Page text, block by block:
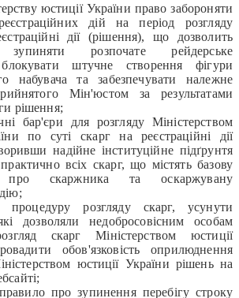
юстиції України право забороняти
дій на період розгляду
дії (рішення), що дозволить
зупиняти розпочате рейдерське
штучне створення фігури
набувача та забезпечувати належне
Мін'юстом за результатами
рішення;
бар'єри для розгляду Міністерством
по суті скарг на реєстраційні дії
надійне інституційне підґрунтя
всіх скарг, що містять базову
про скаржника та оскаржувану
процедуру розгляду скарг, усунути
дозволяли недобросовісним особам
скарг Міністерством юстиції
обов'язковість оприлюднення
юстиції України рішень на
про зупинення перебігу строку